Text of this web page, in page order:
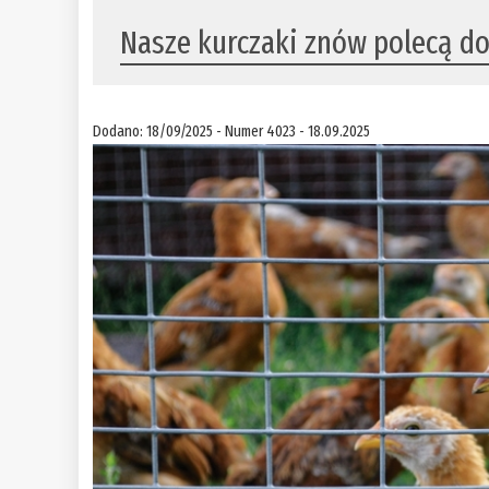
Nasze kurczaki znów polecą
Dodano: 18/09/2025 - Numer 4023 - 18.09.2025